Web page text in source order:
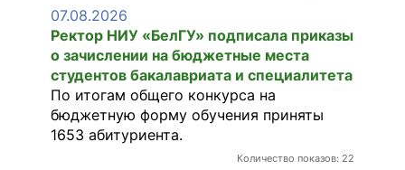
ЭКЗАМЕНЫ
СТОИМОСТЬ
ОБУЧЕНИЯ
07.08.2026
Ректор НИУ «БелГУ» подписала приказы
о зачислении на бюджетные места
студентов бакалавриата и специалитета
По итогам общего конкурса на
бюджетную форму обучения приняты
1653 абитуриента.
Количество показов: 22